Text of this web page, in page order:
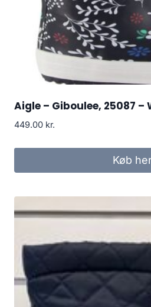
Aigle – Giboulee, 25087 –
449.00 kr.
Køb